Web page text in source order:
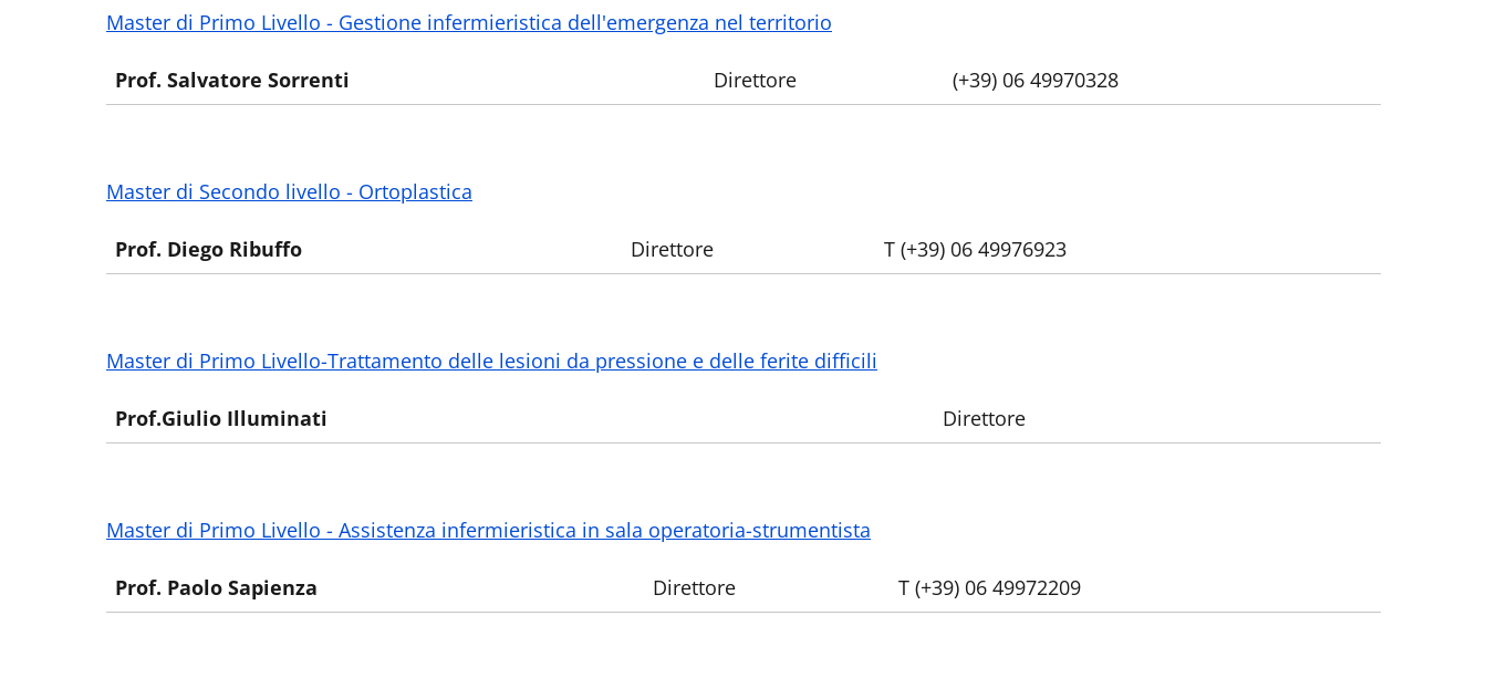
Master di Primo Livello - Gestione infermieristica dell'emergenza nel territorio
Prof. Salvatore Sorrenti Direttore (+39) 06 49970328
Master di Secondo livello - Ortoplastica
Prof. Diego Ribuffo Direttore T (+39) 06 49976923
Master di Primo Livello-Trattamento delle lesioni da pressione e delle ferite difficili
Prof.Giulio Illuminati Direttore
Master di Primo Livello - Assistenza infermieristica in sala operatoria-strumentista
Prof. Paolo Sapienza Direttore T (+39) 06 49972209